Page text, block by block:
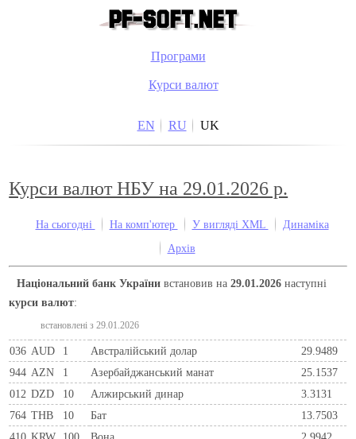
Програми
Курси валют
EN RU UK
Курси валют НБУ на 29.01.2026 р.
На сьогодні На комп'ютер У вигляді XML
Динаміка
Архів
Національний банк України встановив на29.01.2026 наступні
курси валют:
встановлені з 29.01.2026
036 AUD 1 Австралійський долар
29.9489
944 AZN 1 Азербайджанський манат
25.1537
012 DZD 10 Алжирський динар
3.3131
764 THB 10 Бат
13.7503
410 KRW 100 Вона
2.9942